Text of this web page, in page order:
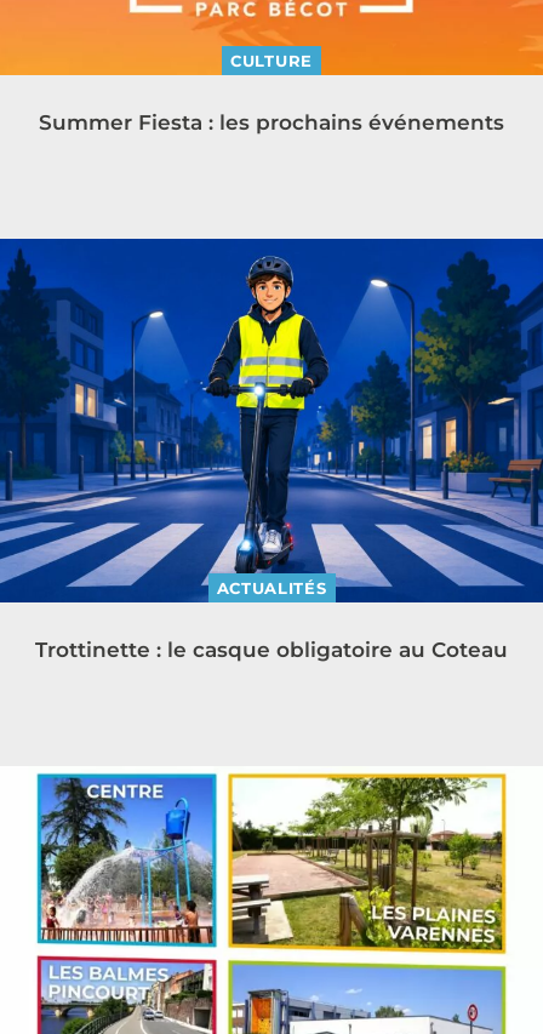
CULTURE
Summer Fiesta : les prochains événements
ACTUALITÉS
Trottinette : le casque obligatoire au Coteau